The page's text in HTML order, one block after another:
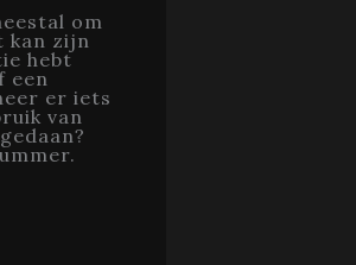
om
kan zijn
hebt
een
er iets
van